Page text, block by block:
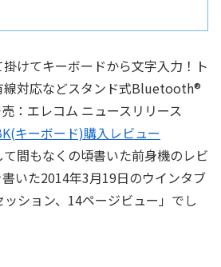
けてキーボードから文字入力！ト
線対応などスタンド式Bluetooth®
：エレコム ニュースリリース
キーボード)購入レビュー
間もなくの頃書いた前身機のレビ
いた2014年3月19日のウインタブ
ション、14ページビュー」でし